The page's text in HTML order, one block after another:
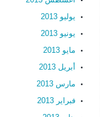
يوليو 2013
يونيو 2013
مايو 2013
أبريل 2013
مارس 2013
فبراير 2013